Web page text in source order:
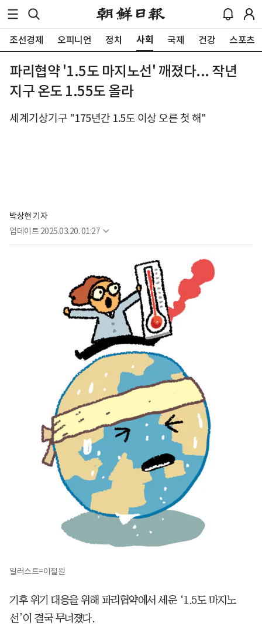
조선경제 오피니언 정치 사회 국제 건강 스포츠
파리협약 '1.5도 마지노선' 깨졌다... 작년
지구 온도 1.55도 올라
세계기상기구 "175년간 1.5도 이상 오른 첫 해"
박상현 기자
업데이트 2025.03.20. 01:27
일러스트=이철원
기후 위기 대응을 위해 파리협약에서 세운 ‘1.5도 마지노
선’이 결국 무너졌다.